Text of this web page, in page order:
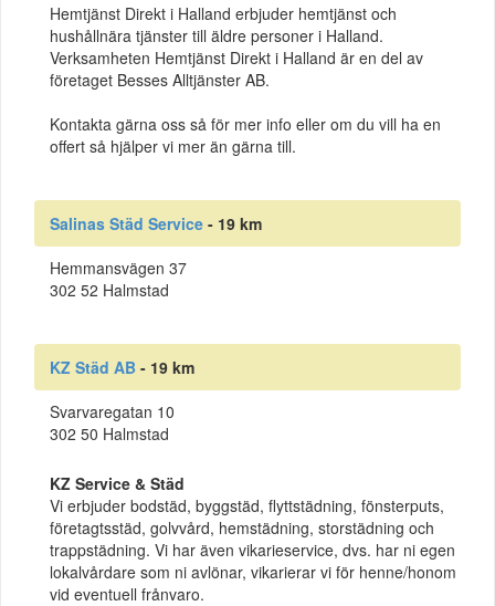
Hemtjänst Direkt i Halland erbjuder hemtjänst och
hushållnära tjänster till äldre personer i Halland.
Verksamheten Hemtjänst Direkt i Halland är en del av
företaget Besses Alltjänster AB.
Kontakta gärna oss så för mer info eller om du vill ha en
offert så hjälper vi mer än gärna till.
Salinas Städ Service - 19 km
Hemmansvägen 37
302 52 Halmstad
KZ Städ AB - 19 km
Svarvaregatan 10
302 50 Halmstad
KZ Service & Städ
Vi erbjuder bodstäd, byggstäd, flyttstädning, fönsterputs,
företagtsstäd, golvvård, hemstädning, storstädning och
trappstädning. Vi har även vikarieservice, dvs. har ni egen
lokalvårdare som ni avlönar, vikarierar vi för henne/honom
vid eventuell frånvaro.